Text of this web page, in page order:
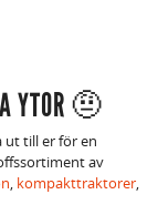
YTOR 🤨
ut till er för en
av
, kompakttraktorer,